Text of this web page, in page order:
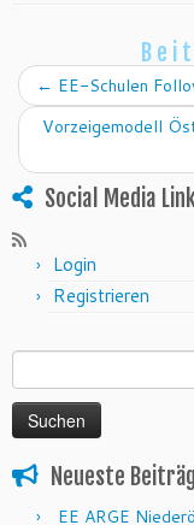
← EE-Schulen
Vorzeigemodell
Social Media
Login
Registrieren
Neueste
EE ARGE